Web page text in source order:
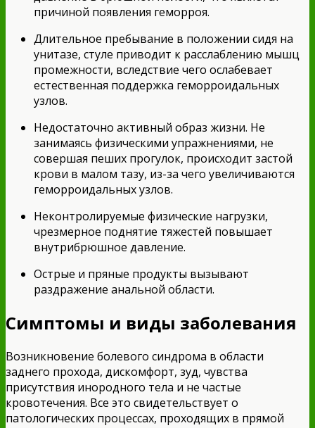
причиной появления геморроя.
Длительное пребывание в положении сидя на
унитазе, стуле приводит к расслаблению мышц
промежности, вследствие чего ослабевает
естественная поддержка геморроидальных
узлов.
Недостаточно активный образ жизни. Не
занимаясь физическими упражнениями, не
совершая пеших прогулок, происходит застой
крови в малом тазу, из-за чего увеличиваются
геморроидальных узлов.
Неконтролируемые физические нагрузки,
чрезмерное поднятие тяжестей повышает
внутрибрюшное давление.
Острые и пряные продукты вызывают
раздражение анальной области.
Симптомы и виды заболевания
Возникновение болевого синдрома в области
заднего прохода, дискомфорт, зуд, чувства
присутствия инородного тела и не частые
кровотечения. Все это свидетельствует о
патологических процессах, проходящих в прямой